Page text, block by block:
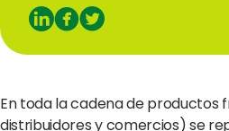
En toda la cadena de productos
distribuidores y comercios) se